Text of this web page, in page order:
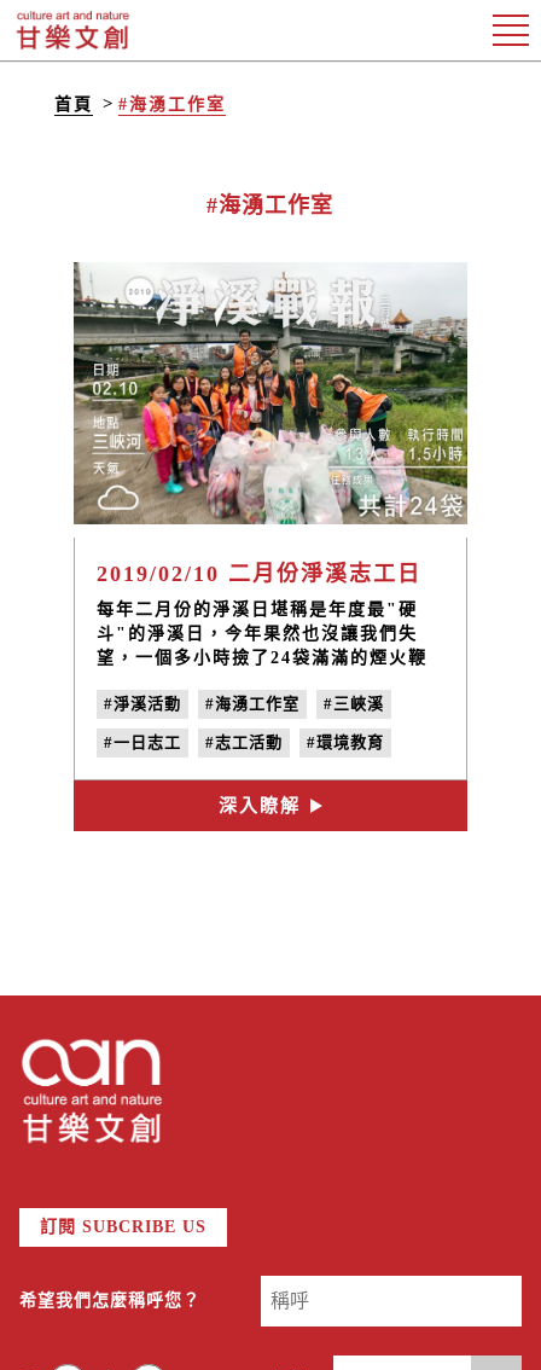
首頁 #海湧工作室
#海湧工作室
2019/02/10 二月份淨溪志工日
每年二月份的淨溪日堪稱是年度最"硬
斗"的淨溪日，今年果然也沒讓我們失
望，一個多小時撿了24袋滿滿的煙火鞭
#淨溪活動
#海湧工作室 #三峽溪
#一日志工 #志工活動 #環境教育
深入瞭解
訂閱 SUBCRIBE US
希望我們怎麼稱呼您？